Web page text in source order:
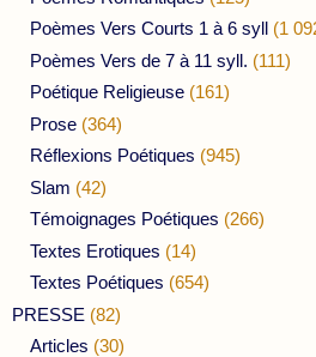
Poèmes Vers Courts 1 à 6 syll (1
Poèmes Vers de 7 à 11 syll. (111)
Poétique Religieuse (161)
Prose (364)
Réflexions Poétiques (945)
Slam (42)
Témoignages Poétiques (266)
Textes Erotiques (14)
Textes Poétiques (654)
PRESSE (82)
Articles (30)